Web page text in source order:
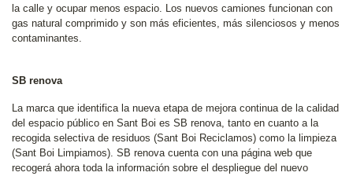
la calle y ocupar menos espacio. Los nuevos camiones funcionan con
gas natural comprimido y son más eficientes, más silenciosos y menos
contaminantes.
SB renova
La marca que identifica la nueva etapa de mejora continua de la calidad
del espacio público en Sant Boi es SB renova, tanto en cuanto a la
recogida selectiva de residuos (Sant Boi Reciclamos) como la limpieza
(Sant Boi Limpiamos). SB renova cuenta con una página web que
recogerá ahora toda la información sobre el despliegue del nuevo